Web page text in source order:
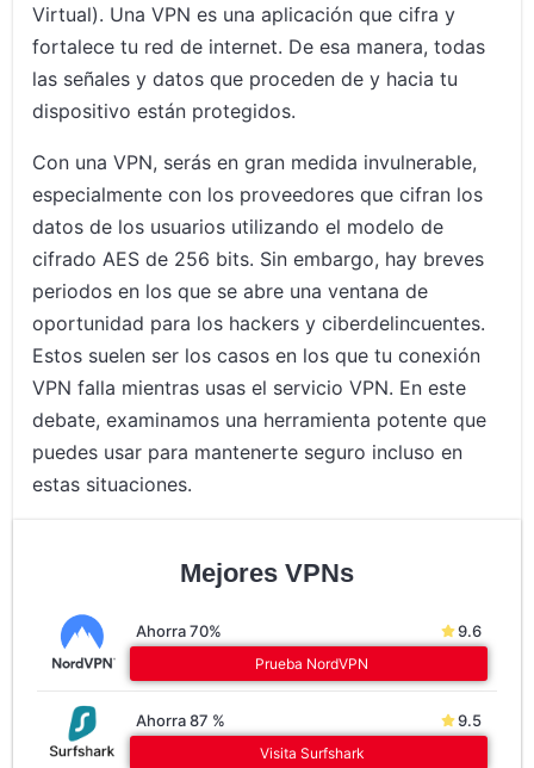
Virtual). Una VPN es una aplicación que cifra y
fortalece tu red de internet. De esa manera, todas
las señales y datos que proceden de y hacia tu
dispositivo están protegidos.
Con una VPN, serás en gran medida invulnerable,
especialmente con los proveedores que cifran los
datos de los usuarios utilizando el modelo de
cifrado AES de 256 bits. Sin embargo, hay breves
periodos en los que se abre una ventana de
oportunidad para los hackers y ciberdelincuentes.
Estos suelen ser los casos en los que tu conexión
VPN falla mientras usas el servicio VPN. En este
debate, examinamos una herramienta potente que
puedes usar para mantenerte seguro incluso en
estas situaciones.
Mejores VPNs
Ahorra 70% 9.6
Prueba NordVPN
Ahorra 87 % 9.5
Visita Surfshark